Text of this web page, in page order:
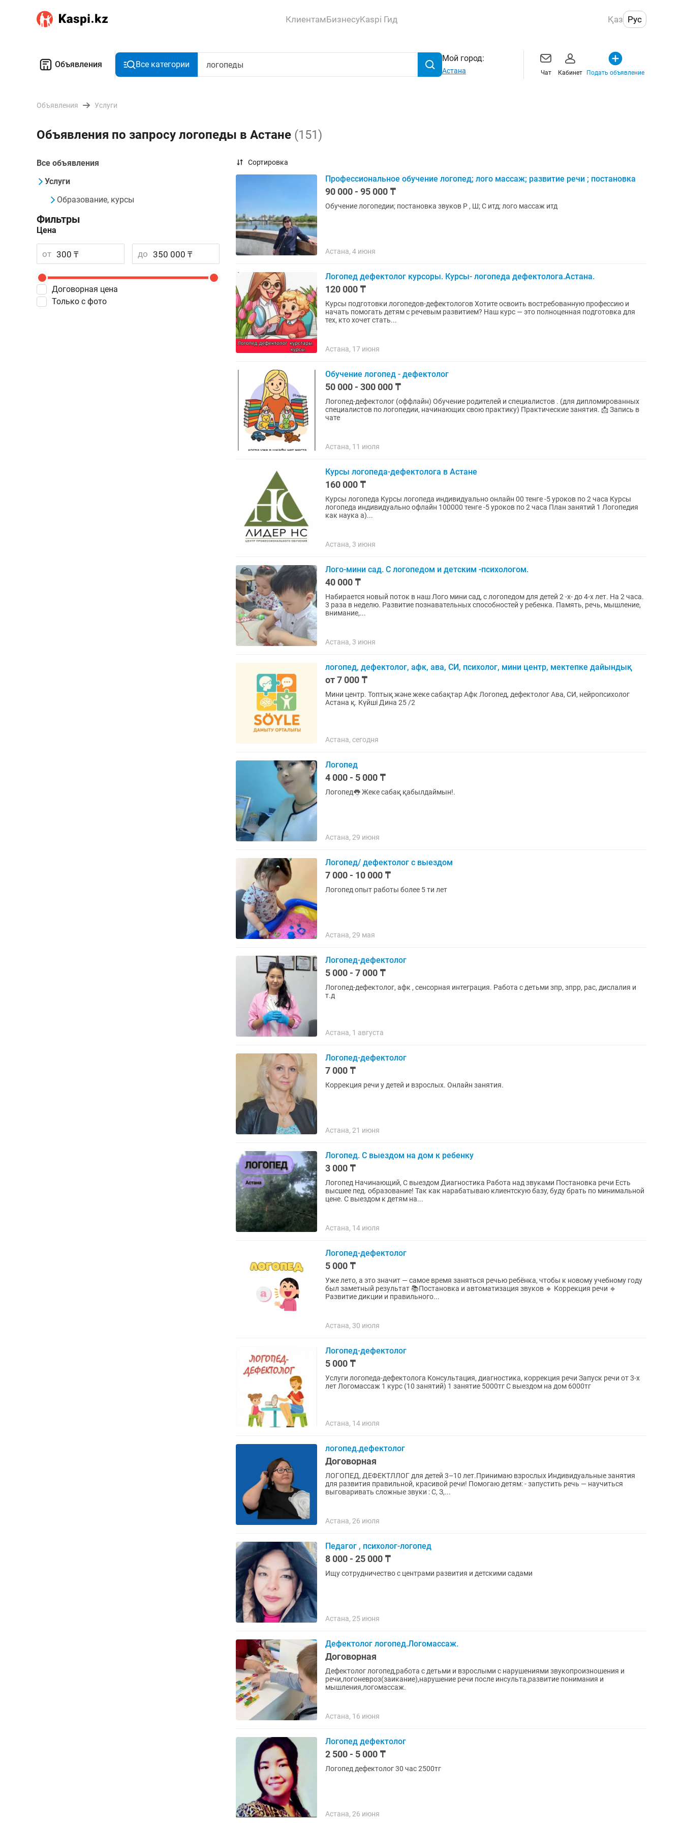
КлиентамБизнесуKaspi Гид Қаз Рус
Объявления Все категории
Мой город:
Астана Чат Кабинет Подать объявление
Объявления Услуги
Объявления по запросу логопеды в Астане (151)
Все объявления
Услуги
Образование, курсы
Фильтры
Цена
от до
Договорная цена
Только с фото
Сортировка
Профессиональное обучение логопед; лого массаж; развитие речи ; постановка
90 000 - 95 000 ₸
Обучение логопедии; постановка звуков Р , Ш; С итд; лого массаж итд
Астана, 4 июня
Логопед дефектолог курсоры. Курсы- логопеда дефектолога.Астана.
120 000 ₸
Курсы подготовки логопедов-дефектологов Хотите освоить востребованную профессию и
начать помогать детям с речевым развитием? Наш курс — это полноценная подготовка для
тех, кто хочет стать...
Астана, 17 июня
Обучение логопед - дефектолог
50 000 - 300 000 ₸
Логопед-дефектолог (оффлайн) Обучение родителей и специалистов . (для дипломированных
специалистов по логопедии, начинающих свою практику) Практические занятия. 📩 Запись в
чате
Астана, 11 июля
Курсы логопеда-дефектолога в Астане
160 000 ₸
Курсы логопеда Курсы логопеда индивидуально онлайн 00 тенге -5 уроков по 2 часа Курсы
логопеда индивидуально офлайн 100000 тенге -5 уроков по 2 часа План занятий 1 Логопедия
как наука а)...
Астана, 3 июня
Лого-мини сад. С логопедом и детским -психологом.
40 000 ₸
Набирается новый поток в наш Лого мини сад, с логопедом для детей 2 -х- до 4-х лет. На 2 часа.
3 раза в неделю. Развитие познавательных способностей у ребенка. Память, речь, мышление,
внимание,...
Астана, 3 июня
логопед, дефектолог, афк, ава, СИ, психолог, мини центр, мектепке дайындық
от 7 000 ₸
Мини центр. Топтық және жеке сабақтар Афк Логопед, дефектолог Ава, СИ, нейропсихолог
Астана қ. Күйші Дина 25 /2
Астана, сегодня
Логопед
4 000 - 5 000 ₸
Логопед👅 Жеке сабақ қабылдаймын!.
Астана, 29 июня
Логопед/ дефектолог с выездом
7 000 - 10 000 ₸
Логопед опыт работы более 5 ти лет
Астана, 29 мая
Логопед-дефектолог
5 000 - 7 000 ₸
Логопед-дефектолог, афк , сенсорная интеграция. Работа с детьми зпр, зпрр, рас, дислалия и
т.д
Астана, 1 августа
Логопед-дефектолог
7 000 ₸
Коррекция речи у детей и взрослых. Онлайн занятия.
Астана, 21 июня
Логопед. С выездом на дом к ребенку
3 000 ₸
Логопед Начинающий, С выездом Диагностика Работа над звуками Постановка речи Есть
высшее пед. образование! Так как нарабатываю клиентскую базу, буду брать по минимальной
цене. С выездом к детям на...
Астана, 14 июля
Логопед-дефектолог
5 000 ₸
Уже лето, а это значит — самое время заняться речью ребёнка, чтобы к новому учебному году
был заметный результат 📚Постановка и автоматизация звуков 🔹 Коррекция речи 🔹
Развитие дикции и правильного...
Астана, 30 июля
Логопед-дефектолог
5 000 ₸
Услуги логопеда-дефектолога Консультация, диагностика, коррекция речи Запуск речи от 3-х
лет Логомассаж 1 курс (10 занятий) 1 занятие 5000тг С выездом на дом 6000тг
Астана, 14 июля
логопед.дефектолог
Договорная
ЛОГОПЕД, ДЕФЕКТЛЛОГ для детей 3–10 лет.Принимаю взрослых Индивидуальные занятия
для развития правильной, красивой речи! Помогаю детям: - запустить речь — научиться
выговаривать сложные звуки : С, З,...
Астана, 26 июля
Педагог , психолог-логопед
8 000 - 25 000 ₸
Ищу сотрудничество с центрами развития и детскими садами
Астана, 25 июня
Дефектолог логопед.Логомассаж.
Договорная
Дефектолог логопед,работа с детьми и взрослыми с нарушениями звукопроизношения и
речи,логоневроз(заикание),нарушение речи после инсульта,развитие понимания и
мышления,логомассаж.
Астана, 16 июня
Логопед дефектолог
2 500 - 5 000 ₸
Логопед дефектолог 30 час 2500тг
Астана, 26 июня